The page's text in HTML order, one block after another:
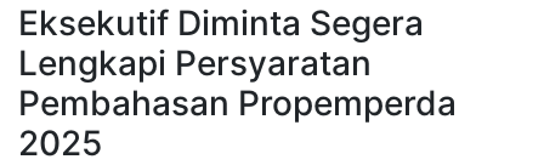
Eksekutif Diminta Segera
Lengkapi Persyaratan
Pembahasan Propemperda
2025